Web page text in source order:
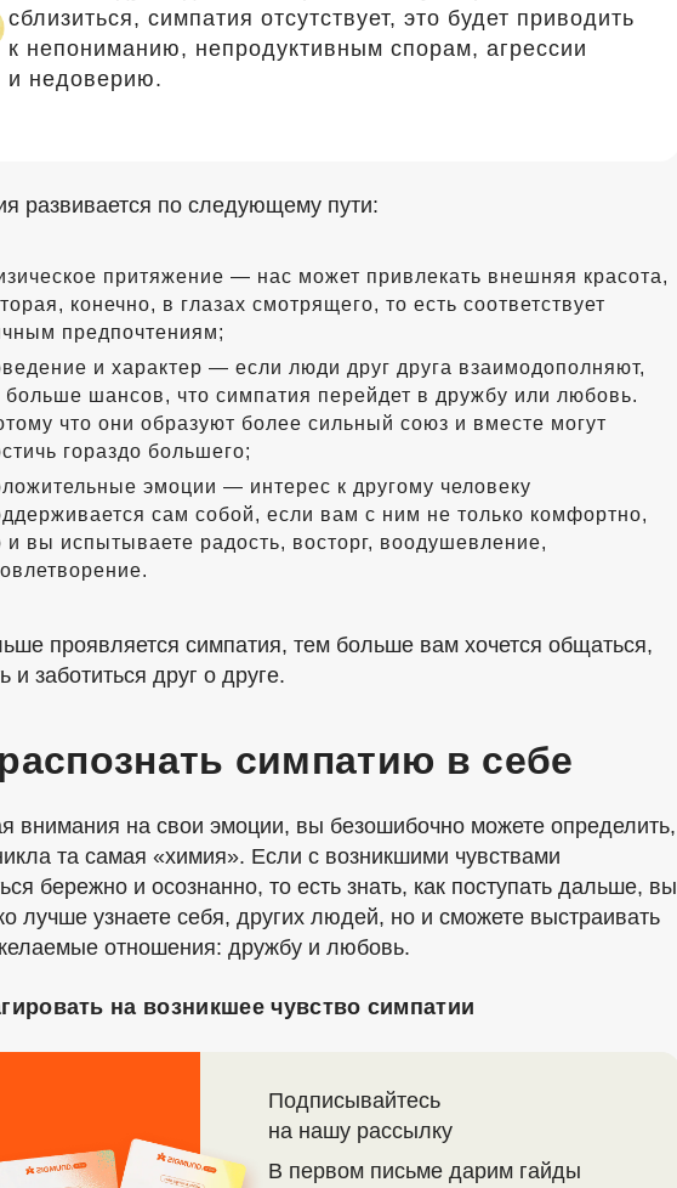
сблизиться, симпатия отсутствует, это будет приводить
к непониманию, непродуктивным спорам, агрессии
и недоверию.
развивается по следующему пути:
притяжение — нас может привлекать внешняя красота,
конечно, в глазах смотрящего, то есть соответствует
предпочтениям;
и характер — если люди друг друга взаимодополняют,
больше шансов, что симпатия перейдет в дружбу или любовь.
что они образуют более сильный союз и вместе могут
гораздо большего;
эмоции — интерес к другому человеку
сам собой, если вам с ним не только комфортно,
и вы испытываете радость, восторг, воодушевление,
проявляется симпатия, тем больше вам хочется общаться,
и заботиться друг о друге.
симпатию в себе
внимания на свои эмоции, вы безошибочно можете определить,
та самая «химия». Если с возникшими чувствами
бережно и осознанно, то есть знать, как поступать дальше, вы
лучше узнаете себя, других людей, но и сможете выстраивать
отношения: дружбу и любовь.
на возникшее чувство симпатии
Подписывайтесь
на нашу рассылку
В первом письме дарим гайды